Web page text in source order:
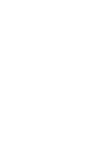
LinkedIn
Waard Instagram